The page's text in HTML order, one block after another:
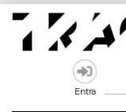
Skip
content
Un mapa de la
Entra